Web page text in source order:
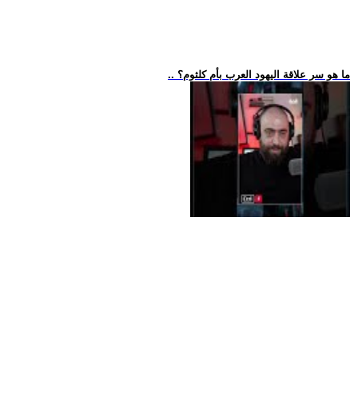
.. ما هو سر علاقة اليهود العرب بأم كلثوم؟